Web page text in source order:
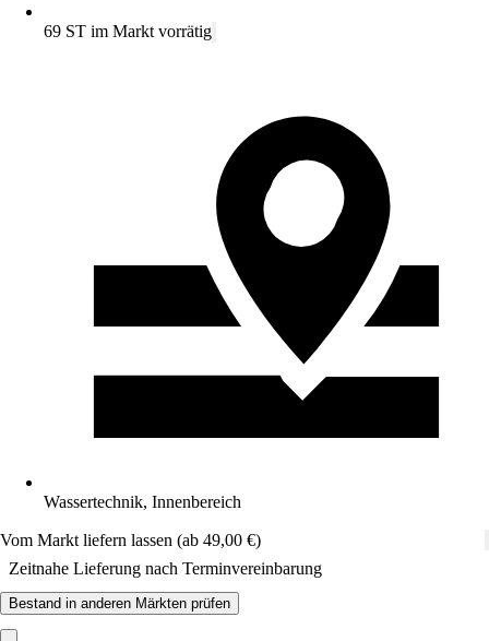
69 ST im Markt vorrätig
Wassertechnik, Innenbereich
Vom Markt liefern lassen (ab 49,00 €)
Zeitnahe Lieferung nach Terminvereinbarung
Bestand in anderen Märkten prüfen